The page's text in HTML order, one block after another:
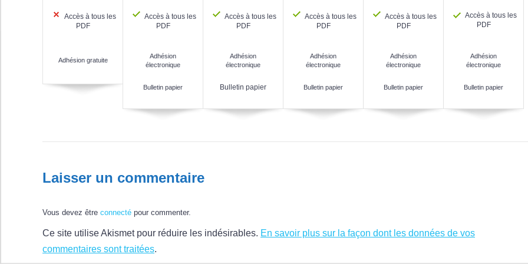
Accès à tous les
PDF
Adhésion gratuite
Accès à tous les
PDF
Adhésion
électronique
Bulletin papier
Accès à tous les
PDF
Adhésion
électronique
Bulletin papier
Accès à tous les
PDF
Adhésion
électronique
Bulletin papier
Accès à tous les
PDF
Adhésion
électronique
Bulletin papier
Accès à tous les
PDF
Adhésion
électronique
Bulletin papier
Laisser un commentaire
Vous devez être connecté pour commenter.
Ce site utilise Akismet pour réduire les indésirables. En savoir plus sur la façon dont les données de vos
commentaires sont traitées.